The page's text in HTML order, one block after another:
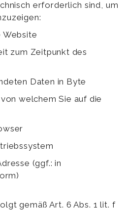
erforderlich sind, um
Website
zum Zeitpunkt des
Daten in Byte
welchem Sie auf die
(ggf.: in
gemäß Art. 6 Abs. 1 lit. f